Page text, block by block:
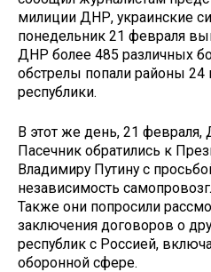
милиции ДНР, украинские
понедельник 21 февраля
ДНР более 485 различных
обстрелы попали районы 24
республики.
В этот же день, 21
Пасечник обратились к
Владимиру Путину с
независимость
Также они попросили
заключения договоров о
республик с Россией,
оборонной сфере.